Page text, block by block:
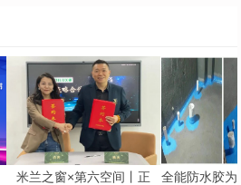
米兰之窗×第六空间丨正 全能防水胶